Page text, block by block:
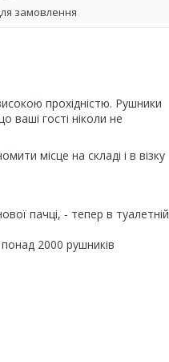
замовлення
прохідністю. Рушники
гості ніколи не
місце на складі і в візку
пачці, - тепер в туалетній
2000 рушників